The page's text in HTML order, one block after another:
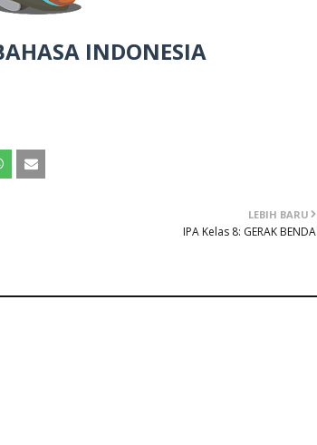
INDONESIA
LEBIH BARU
IPA Kelas 8: GERAK BENDA